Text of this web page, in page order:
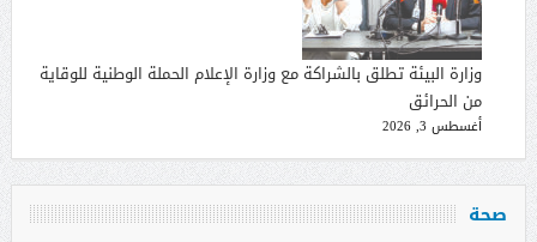
وزارة البيئة تطلق بالشراكة مع وزارة الإعلام الحملة الوطنية للوقاية
من الحرائق
أغسطس 3, 2026
صحة